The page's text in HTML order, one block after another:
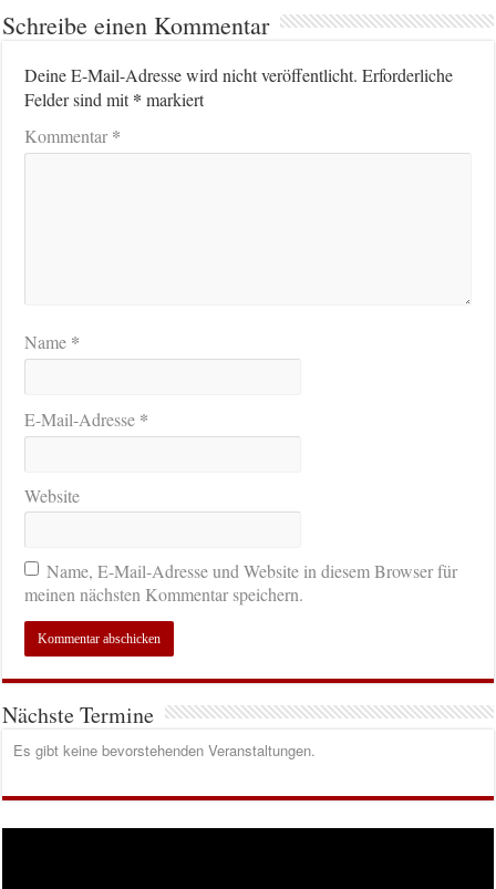
Schreibe einen Kommentar
Deine E-Mail-Adresse wird nicht veröffentlicht. Erforderliche
Felder sind mit* markiert
Kommentar*
Name *
E-Mail-Adresse *
Website
Name, E-Mail-Adresse und Website in diesem Browser für
meinen nächsten Kommentar speichern.
Nächste Termine
Es gibt keine bevorstehenden Veranstaltungen.